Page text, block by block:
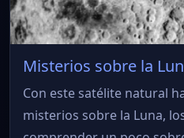
Misterios sobre la
Con este satélite natural
misterios sobre la Luna,